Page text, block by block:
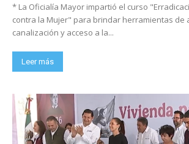
* La Oficialía Mayor impartió el curso
contra la Mujer" para brindar herramientas de
canalización y acceso a la...
Leer más